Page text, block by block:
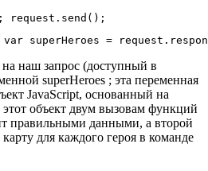
; request . send ( ) ;
var superHeroes = request .
наш запрос (доступный в
superHeroes ; эта переменная
JavaScript, основанный на
объект двум вызовам функций
правильными данными, а второй
для каждого героя в команде